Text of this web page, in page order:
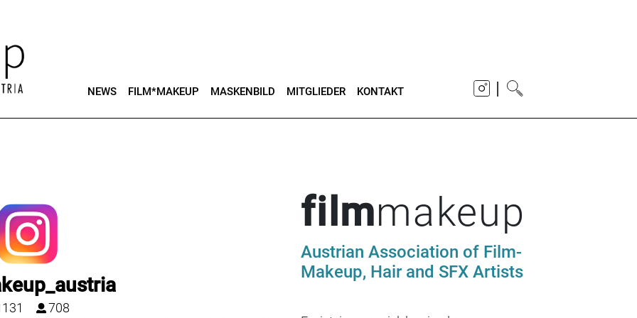
NEWS FILM*MAKEUP MASKENBILD MITGLIEDER KONTAKT |
131
708
filmmakeup
Austrian Association of Film-
Makeup, Hair and SFX Artists